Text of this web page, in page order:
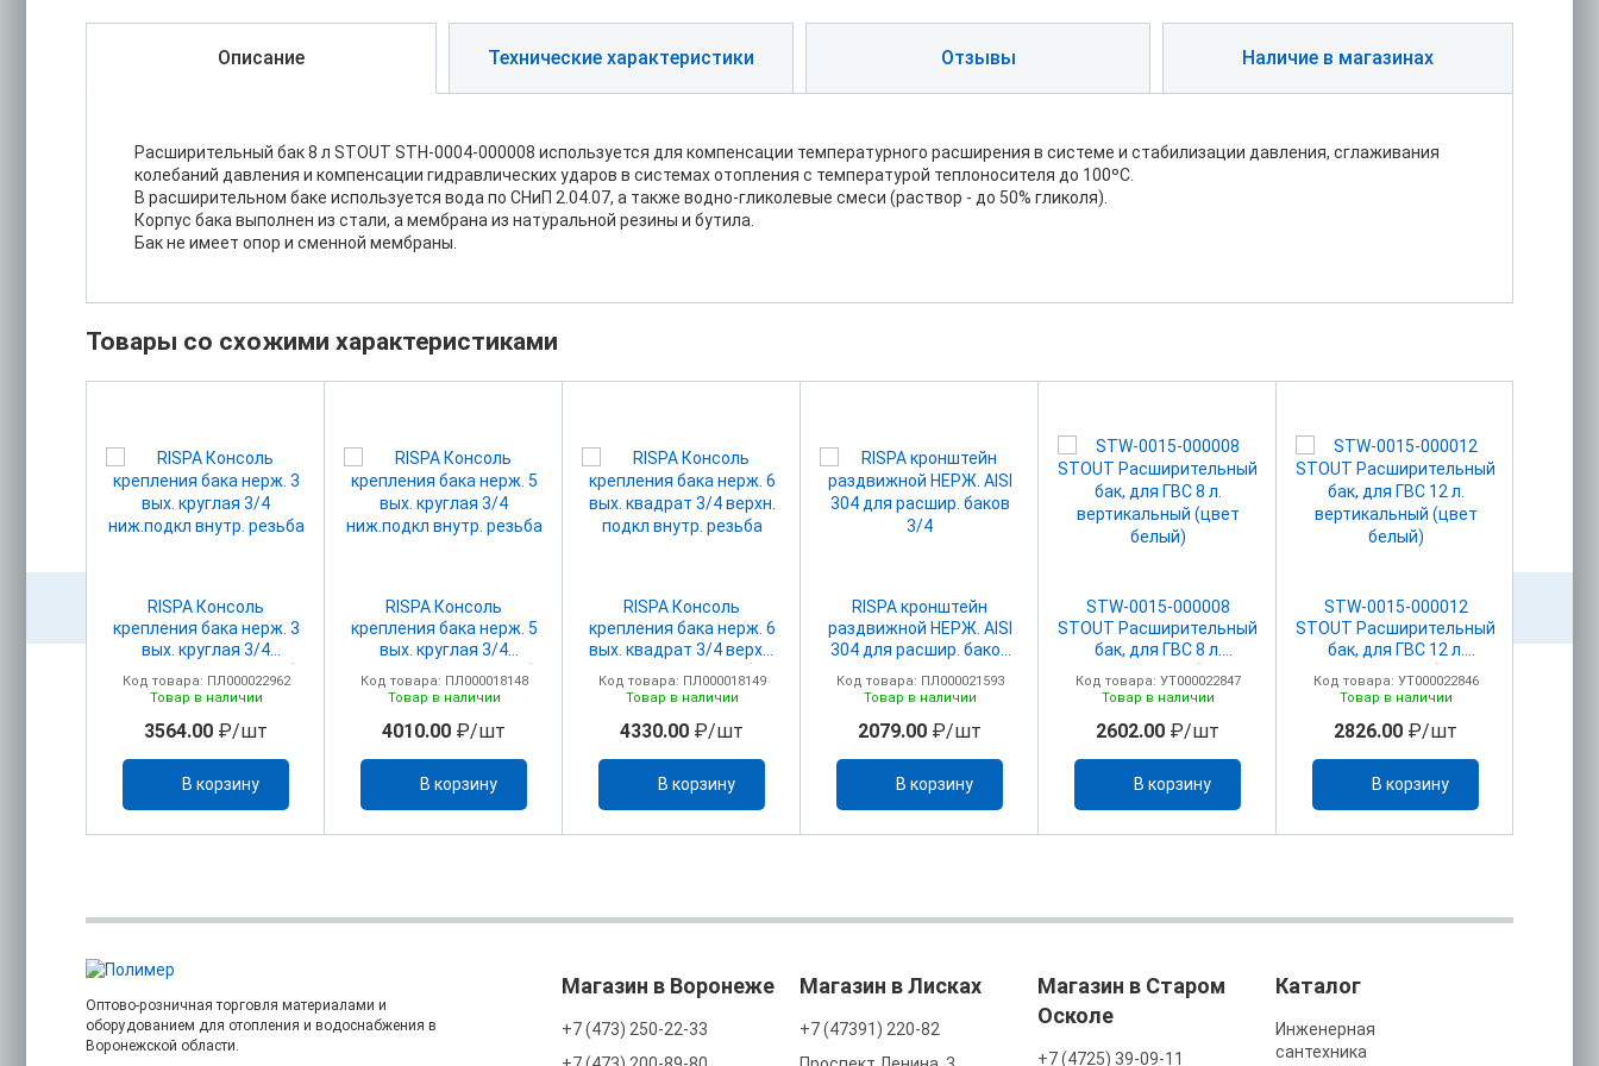
Описание Технические характеристики Отзывы Наличие в магазинах
Расширительный бак 8 л STOUT STH-0004-000008 используется для компенсации температурного расширения в системе и стабилизации давления, сглаживания
колебаний давления и компенсации гидравлических ударов в системах отопления с температурой теплоносителя до 100ºС.
В расширительном баке используется вода по СНиП 2.04.07, а также водно-гликолевые смеси (раствор - до 50% гликоля).
Корпус бака выполнен из стали, а мембрана из натуральной резины и бутила.
Бак не имеет опор и сменной мембраны.
Товары со схожими характеристиками
RISPA Консоль
крепления бака нерж. 3
вых. круглая 3/4
Код товара: ПЛ000022962
Товар в наличии
3564.00 ₽/шт
В корзину
RISPA Консоль
крепления бака нерж. 5
вых. круглая 3/4
Код товара: ПЛ000018148
Товар в наличии
4010.00 ₽/шт
В корзину
RISPA Консоль
крепления бака нерж. 6
вых. квадрат 3/4 верхн.
Код товара: ПЛ000018149
Товар в наличии
4330.00 ₽/шт
В корзину
RISPA кронштейн
раздвижной НЕРЖ. AISI
304 для расшир. баков
Код товара: ПЛ000021593
Товар в наличии
2079.00 ₽/шт
В корзину
STW-0015-000008
STOUT Расширительный
бак, для ГВС 8 л.
белый)
Код товара: УТ000022847
Товар в наличии
2602.00 ₽/шт
В корзину
STW-0015-000012
STOUT Расширительный
бак, для ГВС 12 л.
белый)
Код товара: УТ000022846
Товар в наличии
2826.00 ₽/шт
В корзину
Оптово-розничная торговля материалами и
оборудованием для отопления и водоснабжения в
Воронежской области.
Магазин в Воронеже
+7 (473) 250-22-33
Магазин в Лисках
+7 (47391) 220-82
Магазин в Старом
Осколе
+7 (4725) 39-09-11
Каталог
Инженерная
сантехника